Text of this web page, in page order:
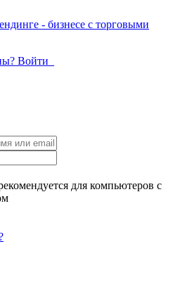
Войти
для компьютеров с